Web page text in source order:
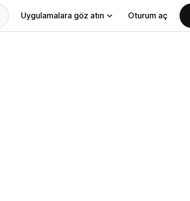
Uygulamalara göz atın Oturum aç